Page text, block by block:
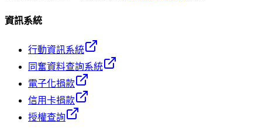
資訊系統
行動資訊系統
同奮資料查詢系統
電子化捐款
信用卡捐款
授權查詢